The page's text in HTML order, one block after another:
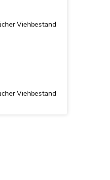
Viehbestand
Viehbestand